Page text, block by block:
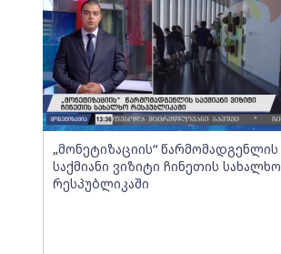
„მონეტიზაციის“ წარმომადგენლის
საქმიანი ვიზიტი ჩინეთის სახალხო
რესპუბლიკაში